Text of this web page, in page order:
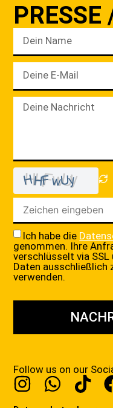
Ich habe die
genommen. Ihre
verschlüsselt via
Daten ausschließlich
verwenden.
Follow us on our